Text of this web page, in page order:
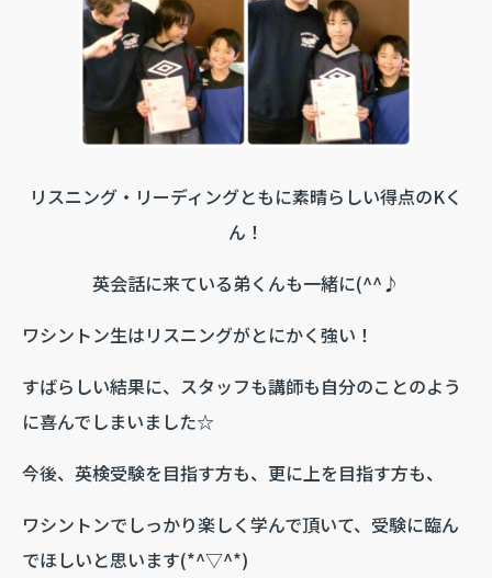
リスニング・リーディングともに素晴らしい得点のKく
ん！
英会話に来ている弟くんも一緒に(^^♪
ワシントン生はリスニングがとにかく強い！
すばらしい結果に、スタッフも講師も自分のことのよう
に喜んでしまいました☆
今後、英検受験を目指す方も、更に上を目指す方も、
ワシントンでしっかり楽しく学んで頂いて、受験に臨ん
でほしいと思います(*^▽^*)